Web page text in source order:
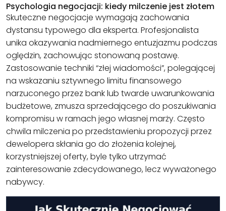
Psychologia negocjacji: kiedy milczenie jest złotem
Skuteczne negocjacje wymagają zachowania
dystansu typowego dla eksperta. Profesjonalista
unika okazywania nadmiernego entuzjazmu podczas
oględzin, zachowując stonowaną postawę.
Zastosowanie techniki “złej wiadomości”, polegającej
na wskazaniu sztywnego limitu finansowego
narzuconego przez bank lub twarde uwarunkowania
budżetowe, zmusza sprzedającego do poszukiwania
kompromisu w ramach jego własnej marży. Często
chwila milczenia po przedstawieniu propozycji przez
dewelopera skłania go do złożenia kolejnej,
korzystniejszej oferty, byle tylko utrzymać
zainteresowanie zdecydowanego, lecz wyważonego
nabywcy.